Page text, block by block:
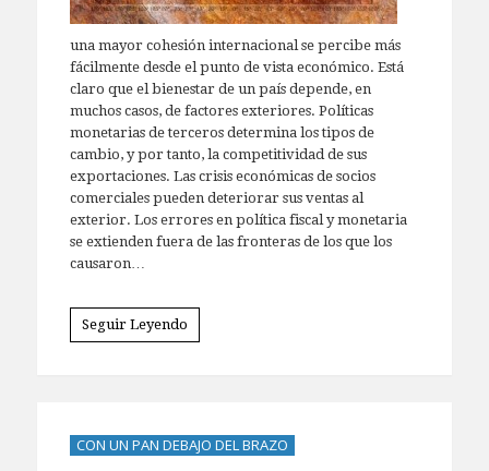
una mayor cohesión internacional se percibe más
fácilmente desde el punto de vista económico. Está
claro que el bienestar de un país depende, en
muchos casos, de factores exteriores. Políticas
monetarias de terceros determina los tipos de
cambio, y por tanto, la competitividad de sus
exportaciones. Las crisis económicas de socios
comerciales pueden deteriorar sus ventas al
exterior. Los errores en política fiscal y monetaria
se extienden fuera de las fronteras de los que los
causaron…
Seguir Leyendo
CON UN PAN DEBAJO DEL BRAZO